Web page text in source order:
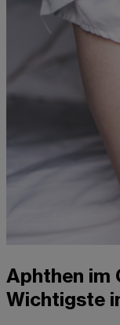
Aphthen im
Wichtigste